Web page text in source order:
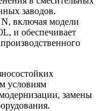
заводов.
включая модели
и обеспечивает
условиям
замены